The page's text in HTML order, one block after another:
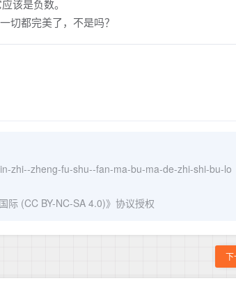
该是负数。
切都完美了，不是吗？
zhi--zheng-fu-shu--fan-ma-bu-ma-de-zhi-shi-bu-lo
际 (CC BY-NC-SA 4.0)》协议授权
下